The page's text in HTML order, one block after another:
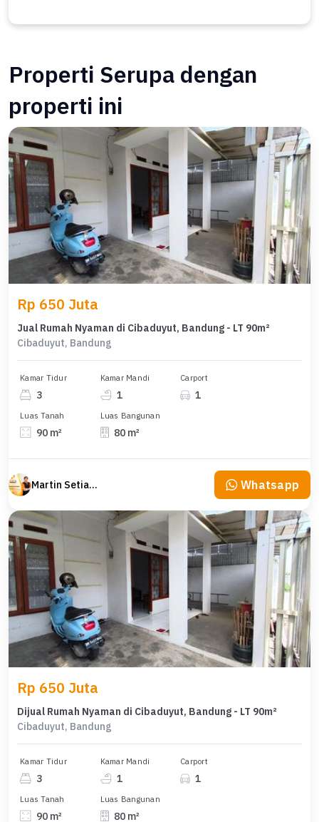
Properti Serupa dengan
properti ini
Rp 650 Juta
Jual Rumah Nyaman di Cibaduyut, Bandung - LT 90m²
Cibaduyut, Bandung
Kamar Tidur
3
Kamar Mandi
1
Carport
1
Luas Tanah
90 m²
Luas Bangunan
80 m²
Martin Setiawan Tjandra Whatsapp
Rp 650 Juta
Dijual Rumah Nyaman di Cibaduyut, Bandung - LT 90m²
Cibaduyut, Bandung
Kamar Tidur
3
Kamar Mandi
1
Carport
1
Luas Tanah
90 m²
Luas Bangunan
80 m²